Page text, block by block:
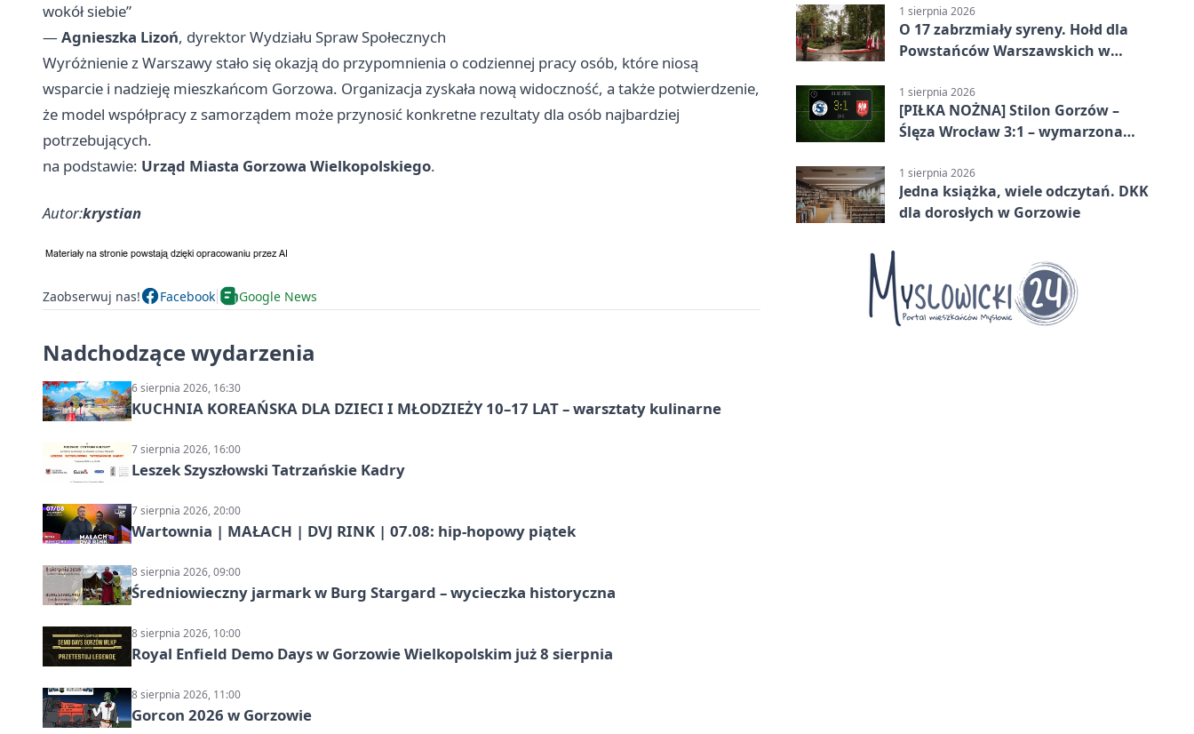
wokół siebie”
— Agnieszka Lizoń, dyrektor Wydziału Spraw Społecznych
Wyróżnienie z Warszawy stało się okazją do przypomnienia o codziennej pracy osób, które niosą
wsparcie i nadzieję mieszkańcom Gorzowa. Organizacja zyskała nową widoczność, a także potwierdzenie,
że model współpracy z samorządem może przynosić konkretne rezultaty dla osób najbardziej
potrzebujących.
na podstawie: Urząd Miasta Gorzowa Wielkopolskiego.
Autor:krystian
Zaobserwuj nas! Facebook Google News
Nadchodzące wydarzenia
6 sierpnia 2026, 16:30
KUCHNIA KOREAŃSKA DLA DZIECI I MŁODZIEŻY 10–17 LAT – warsztaty kulinarne
7 sierpnia 2026, 16:00
Leszek Szyszłowski Tatrzańskie Kadry
7 sierpnia 2026, 20:00
Wartownia | MAŁACH | DVJ RINK | 07.08: hip-hopowy piątek
8 sierpnia 2026, 09:00
Średniowieczny jarmark w Burg Stargard – wycieczka historyczna
8 sierpnia 2026, 10:00
Royal Enfield Demo Days w Gorzowie Wielkopolskim już 8 sierpnia
8 sierpnia 2026, 11:00
Gorcon 2026 w Gorzowie
Lidze Grupa 3 (Grupa III)
1 sierpnia 2026
O 17 zabrzmiały syreny. Hołd dla
Powstańców Warszawskich w
1 sierpnia 2026
[PIŁKA NOŻNA] Stilon Gorzów –
Ślęza Wrocław 3:1 – wymarzona
Grupa 3 (Grupa III)
1 sierpnia 2026
Jedna książka, wiele odczytań. DKK
dla dorosłych w Gorzowie